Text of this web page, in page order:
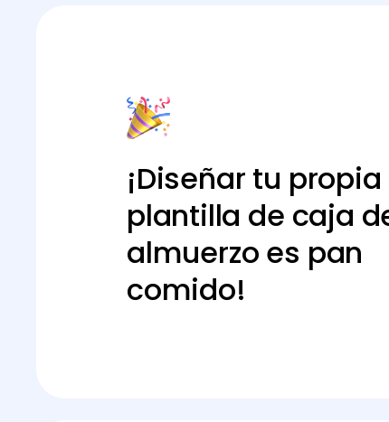
¡Diseñar tu propia
plantilla de caja
almuerzo es pan
comido!